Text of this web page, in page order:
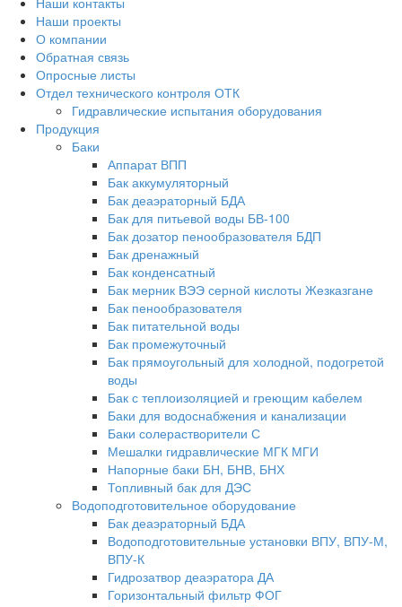
Наши проекты
О компании
Обратная связь
Опросные листы
Отдел технического контроля ОТК
Гидравлические испытания оборудования
Продукция
Баки
Аппарат ВПП
Бак аккумуляторный
Бак деаэраторный БДА
Бак для питьевой воды БВ-100
Бак дозатор пенообразователя БДП
Бак дренажный
Бак конденсатный
Бак мерник ВЭЭ серной кислоты Жезказгане
Бак пенообразователя
Бак питательной воды
Бак промежуточный
Бак прямоугольный для холодной, подогретой
воды
Бак с теплоизоляцией и греющим кабелем
Баки для водоснабжения и канализации
Баки солерастворители С
Мешалки гидравлические МГК МГИ
Напорные баки БН, БНВ, БНХ
Топливный бак для ДЭС
Водоподготовительное оборудование
Бак деаэраторный БДА
Водоподготовительные установки ВПУ, ВПУ-М,
ВПУ-К
Гидрозатвор деаэратора ДА
Горизонтальный фильтр ФОГ